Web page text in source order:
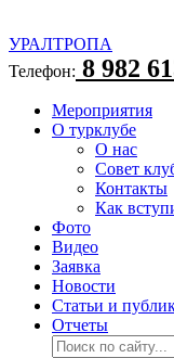
УРАЛТРОПА
Телефон: 8 982
Мероприятия
О турклубе
О нас
Совет
Контакты
Как
Фото
Видео
Заявка
Новости
Статьи и
Отчеты